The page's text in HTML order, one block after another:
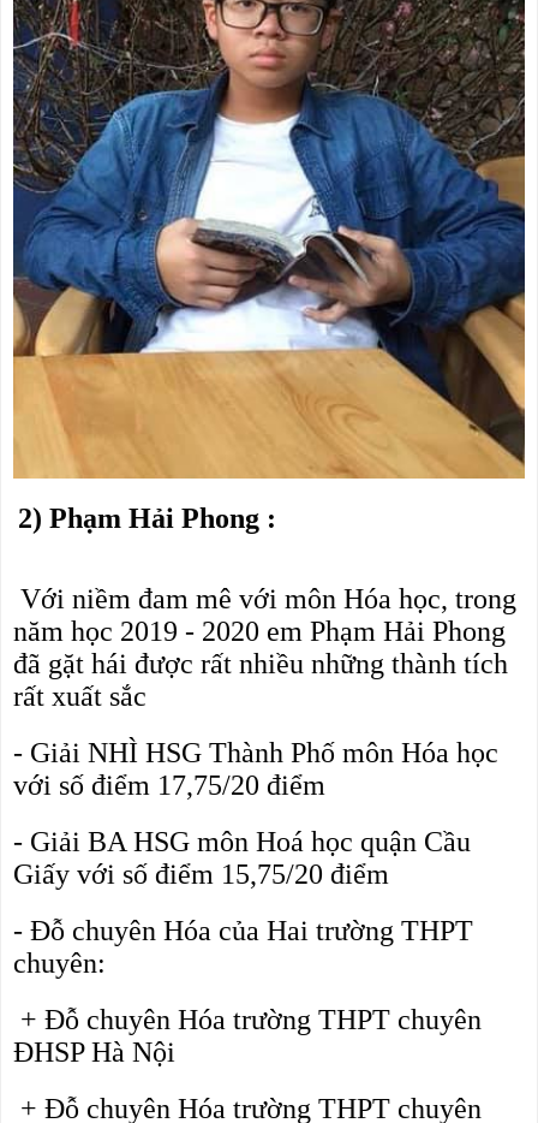
2) Phạm Hải Phong :
năm học 2019 - 2020 em Phạm Hải Phong
đã gặt hái được rất nhiều những thành tích
rất xuất sắc
- Giải NHÌ HSG Thành Phố môn Hóa học
với số điểm 17,75/20 điểm
- Giải BA HSG môn Hoá học quận Cầu
Giấy với số điểm 15,75/20 điểm
- Đỗ chuyên Hóa của Hai trường THPT
chuyên:
ĐHSP Hà Nội